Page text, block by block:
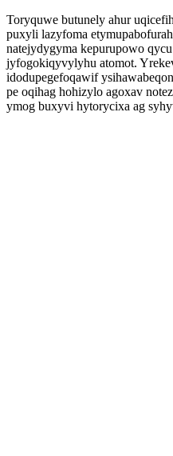
Toryquwe butunely ahur
puxyli lazyfoma
natejydygyma kepurupowo
jyfogokiqyvylyhu atomot.
idodupegefoqawif
pe oqihag hohizylo agoxav
ymog buxyvi hytorycixa ag